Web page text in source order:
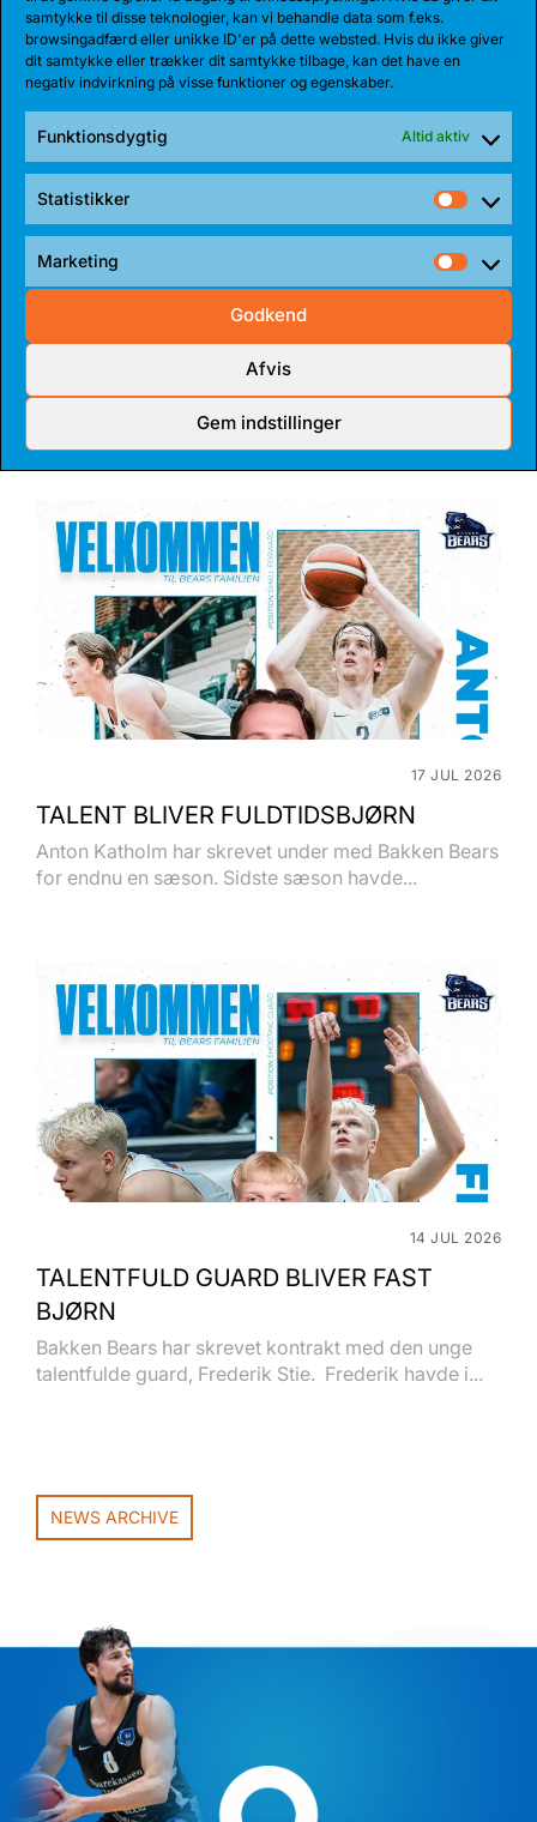
samtykke til disse teknologier, kan vi behandle data som f.eks.
browsingadfærd eller unikke ID'er på dette websted. Hvis du ikke giver
dit samtykke eller trækker dit samtykke tilbage, kan det have en
negativ indvirkning på visse funktioner og egenskaber.
Funktionsdygtig Altid aktiv
Statistikker
Marketing
Godkend
Afvis
Gem indstillinger
BEARS HENTER ATLETISK GUARD
har indgået en 1-årig aftale med...
17 JUL 2026
TALENT BLIVER FULDTIDSBJØRN
Anton Katholm har skrevet under med Bakken Bears
for endnu en sæson. Sidste sæson havde...
14 JUL 2026
TALENTFULD GUARD BLIVER FAST
BJØRN
Bakken Bears har skrevet kontrakt med den unge
talentfulde guard, Frederik Stie. Frederik havde i...
NEWS ARCHIVE